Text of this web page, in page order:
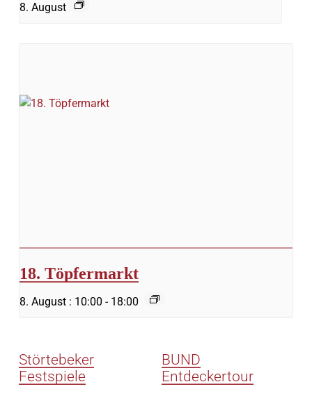
8. August
18. Töpfermarkt
8. August : 10:00 - 18:00
Störtebeker
Festspiele
BUND
Entdeckertour